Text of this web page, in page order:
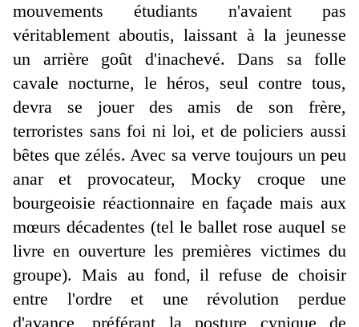
mouvements étudiants n'avaient pas
véritablement aboutis, laissant à la jeunesse
un arrière goût d'inachevé. Dans sa folle
cavale nocturne, le héros, seul contre tous,
devra se jouer des amis de son frère,
terroristes sans foi ni loi, et de policiers aussi
bêtes que zélés. Avec sa verve toujours un peu
anar et provocateur, Mocky croque une
bourgeoisie réactionnaire en façade mais aux
mœurs décadentes (tel le ballet rose auquel se
livre en ouverture les premières victimes du
groupe). Mais au fond, il refuse de choisir
entre l'ordre et une révolution perdue
d'avance, préférant la posture cynique de